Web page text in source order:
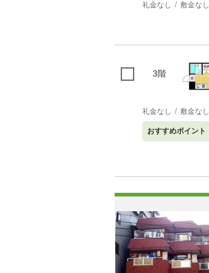
礼金なし 敷金なし
3階
礼金なし 敷金なし
おすすめポイント